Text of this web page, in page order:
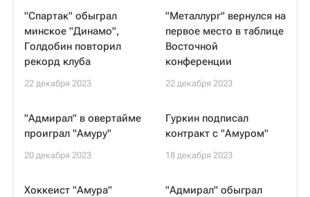
"Спартак" обыграл
минское "Динамо",
Голдобин повторил
рекорд клуба
22 декабря 2023
"Металлург" вернулся на
первое место в таблице
Восточной
конференции
22 декабря 2023
"Адмирал" в овертайме
проиграл "Амуру"
20 декабря 2023
Гуркин подписал
контракт с "Амуром"
18 декабря 2023
Хоккеист "Амура"
"Адмирал" обыграл